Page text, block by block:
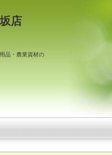
店
品・農業資材の